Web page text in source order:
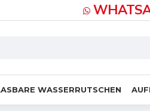
WASSERRUTSCHEN